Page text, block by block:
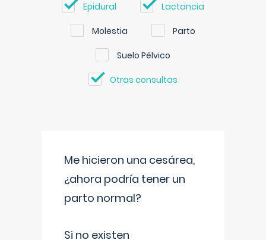
Epidural Lactancia
Molestia Parto
Suelo Pélvico
Otras consultas
Me hicieron una cesárea,
¿ahora podría tener un
parto normal?
Si no existen